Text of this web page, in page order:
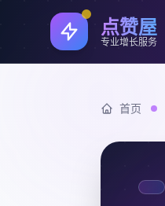
点赞屋
专业增长服务
首页